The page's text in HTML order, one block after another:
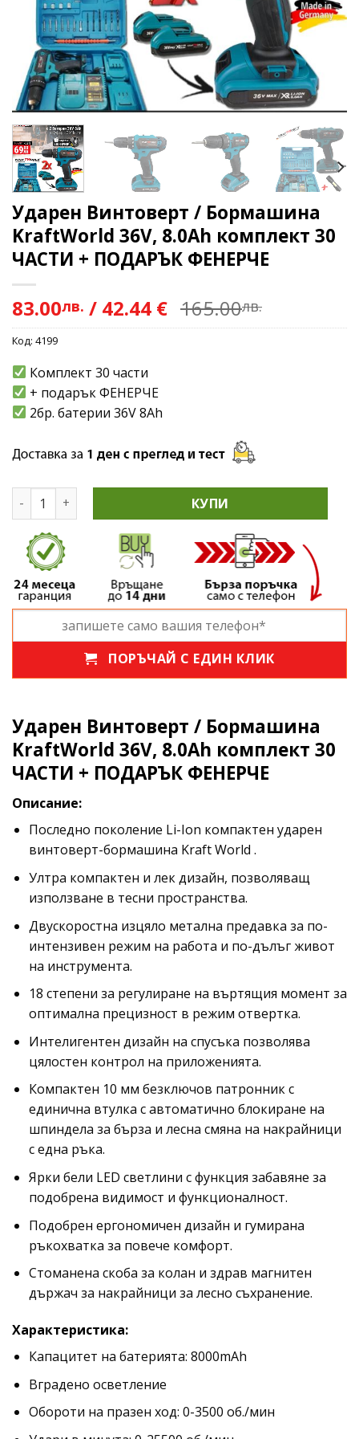
Ударен Винтоверт / Бормашина
KraftWorld 36V, 8.0Ah комплект 30
ЧАСТИ + ПОДАРЪК ФЕНЕРЧЕ
83.00лв. / 42.44 € 165.00лв.
Код: 4199
Комплект 30 части
+ подарък ФЕНЕРЧЕ
2бр. батерии 36V 8Ah
количество за Ударен Винтоверт / Бормашина
КУПИ
ПОРЪЧАЙ С ЕДИН КЛИК
Ударен Винтоверт / Бормашина
KraftWorld 36V, 8.0Ah комплект 30
ЧАСТИ + ПОДАРЪК ФЕНЕРЧЕ
Описание:
Последно поколение Li-Ion компактен ударен
винтоверт-бормашина Kraft World .
Ултра компактен и лек дизайн, позволяващ
използване в тесни пространства.
Двускоростна изцяло метална предавка за по-
интензивен режим на работа и по-дълъг живот
на инструмента.
18 степени за регулиране на въртящия момент за
оптимална прецизност в режим отвертка.
Интелигентен дизайн на спусъка позволява
цялостен контрол на приложенията.
Компактен 10 мм безключов патронник с
единична втулка с автоматично блокиране на
шпиндела за бърза и лесна смяна на накрайници
с една ръка.
Ярки бели LED светлини с функция забавяне за
подобрена видимост и функционалност.
Подобрен ергономичен дизайн и гумирана
ръкохватка за повече комфорт.
Стоманена скоба за колан и здрав магнитен
държач за накрайници за лесно съхранение.
Характеристика:
Капацитет на батерията: 8000mAh
Вградено осветление
Обороти на празен ход: 0-3500 об./мин